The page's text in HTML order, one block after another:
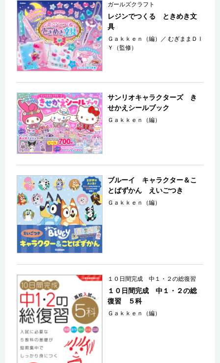
ガールズクラフト
レジンでつくる ときめき文
具
Ｇａｋｋｅｎ（編） ／むぎままＤＩ
Ｙ（監修）
サンリオキャラクターズ き
せかえシールブック
Ｇａｋｋｅｎ（編）
ブルーイ キャラクター＆こ
とばずかん えいごつき
Ｇａｋｋｅｎ（編）
１０日間完成 中１・２の総復習
１０日間完成 中１・２の総
復習 ５科
Ｇａｋｋｅｎ（編）